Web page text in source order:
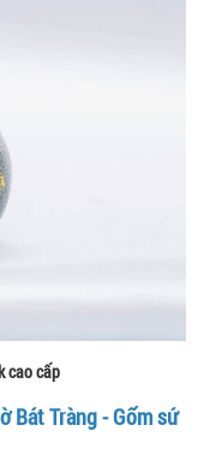
cao cấp
Bát Tràng - Gốm sứ